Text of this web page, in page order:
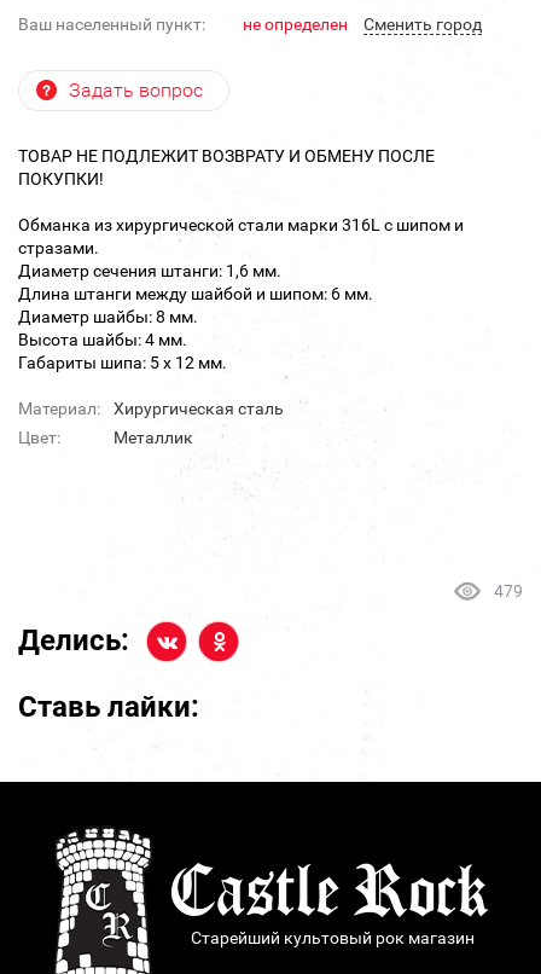
Ваш населенный пункт: не определен Cменить город
Задать вопрос
ТОВАР НЕ ПОДЛЕЖИТ ВОЗВРАТУ И ОБМЕНУ ПОСЛЕ
ПОКУПКИ!
Обманка из хирургической стали марки 316L с шипом и
стразами.
Диаметр сечения штанги: 1,6 мм.
Длина штанги между шайбой и шипом: 6 мм.
Диаметр шайбы: 8 мм.
Высота шайбы: 4 мм.
Габариты шипа: 5 х 12 мм.
Материал:
Хирургическая сталь
Цвет:
Металлик
479
Делись:
Ставь лайки:
Старейший культовый рок магазин